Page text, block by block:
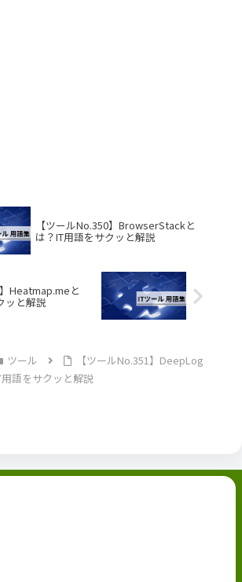
【ツールNo.350】BrowserStackと
は？IT用語をサクッと解説
Heatmap.meと
ッと解説
ツール
【ツールNo.351】DeepLog
語をサクッと解説